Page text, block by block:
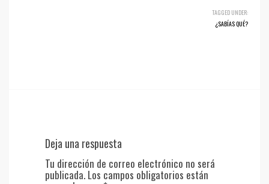
TAGGED UNDER:
¿SABÍAS QUÉ?
Deja una respuesta
Tu dirección de correo electrónico no será
publicada. Los campos obligatorios están